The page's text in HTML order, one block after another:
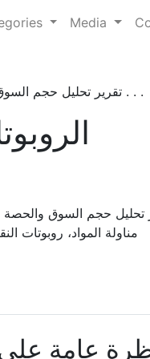
Media
تقرير تحليل حجم السوق والحصة والاتجاهات للروبوتا . . .
تحليل حجم السوق والحصة
مناولة المواد، روبوتات
عامة